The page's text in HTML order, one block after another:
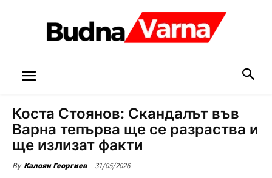
Коста Стоянов: Скандалът във
Варна тепърва ще се разраства и
ще излизат факти
By Калоян Георгиев 31/05/2026